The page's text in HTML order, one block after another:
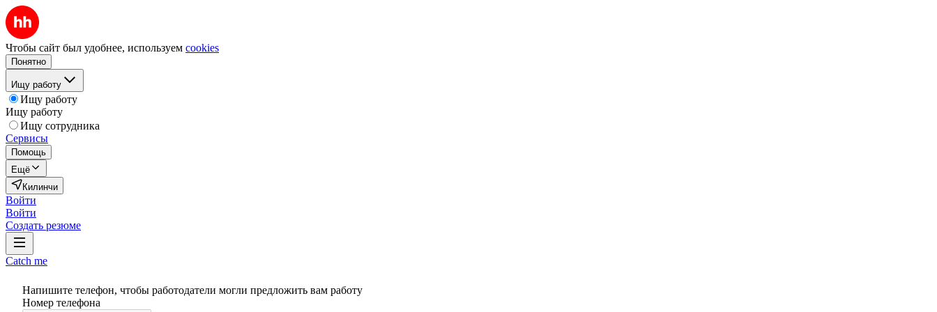
Чтобы сайт был удобнее, используем cookies
Понятно
Ищу работу
Ищу работу
Ищу работу
Ищу сотрудника
Сервисы
Помощь
Ещё
Килинчи
Войти
Войти
Создать резюме
Catch me
Напишите телефон, чтобы работодатели могли предложить вам работу
Номер телефона